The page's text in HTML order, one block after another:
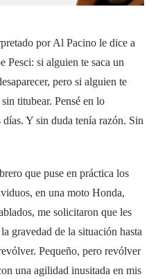
por Al Pacino le dice a
Pesci: si alguien te saca un
pero si alguien te
titubear. Pensé en lo
Y sin duda tenía razón. Sin
que puse en práctica los
en una moto Honda,
me solicitaron que les
gravedad de la situación hasta
Pequeño, pero revólver
una agilidad inusitada en mis